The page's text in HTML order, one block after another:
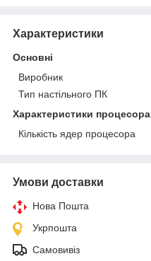
Характеристики
Основні
Виробник
Тип настільного ПК
Характеристики процесора
Кількість ядер процесора
Умови доставки
Нова Пошта
Укрпошта
Самовивіз